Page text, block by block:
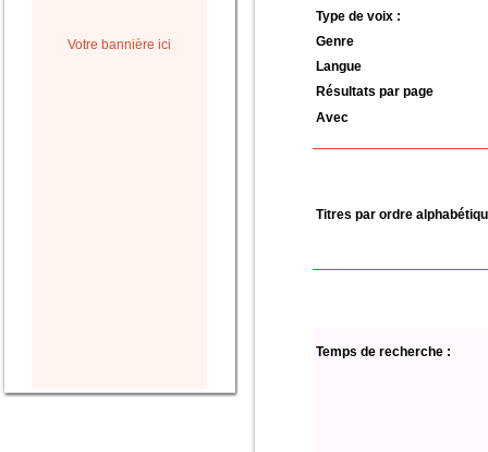
Votre bannière ici
Type de voix :
Genre
Langue
Résultats par page
Avec
Titres par ordre
Temps de recherche :